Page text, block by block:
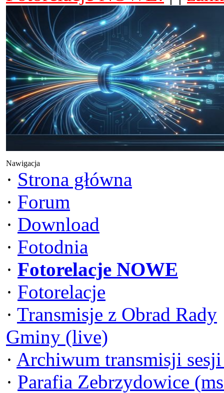
Nawigacja
· Strona główna
· Forum
· Download
· Fotodnia
· Fotorelacje NOWE
· Fotorelacje
· Transmisje z Obrad Rady
Gminy (live)
· Archiwum transmisji
· Parafia Zebrzydowice